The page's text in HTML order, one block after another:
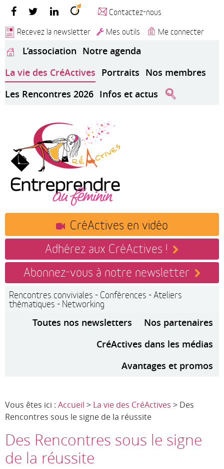
Contactez-nous
Recevez la newsletter
Mes outils Me connecter
L’association Notre agenda
La vie des CréActives Portraits Nos membres
Les Rencontres 2026 Infos et actus
CréActives en vidéo
Adhérez aux CréActives !
Abonnez-vous à notre newsletter
Rencontres conviviales - Conférences - Ateliers
thématiques - Networking
Toutes nos newsletters
Nos partenaires
CréActives dans les médias
Avantages et promos
Vous êtes ici : Accueil > La vie des CréActives > Des
Rencontres sous le signe de la réussite
Des Rencontres sous le signe
de la réussite